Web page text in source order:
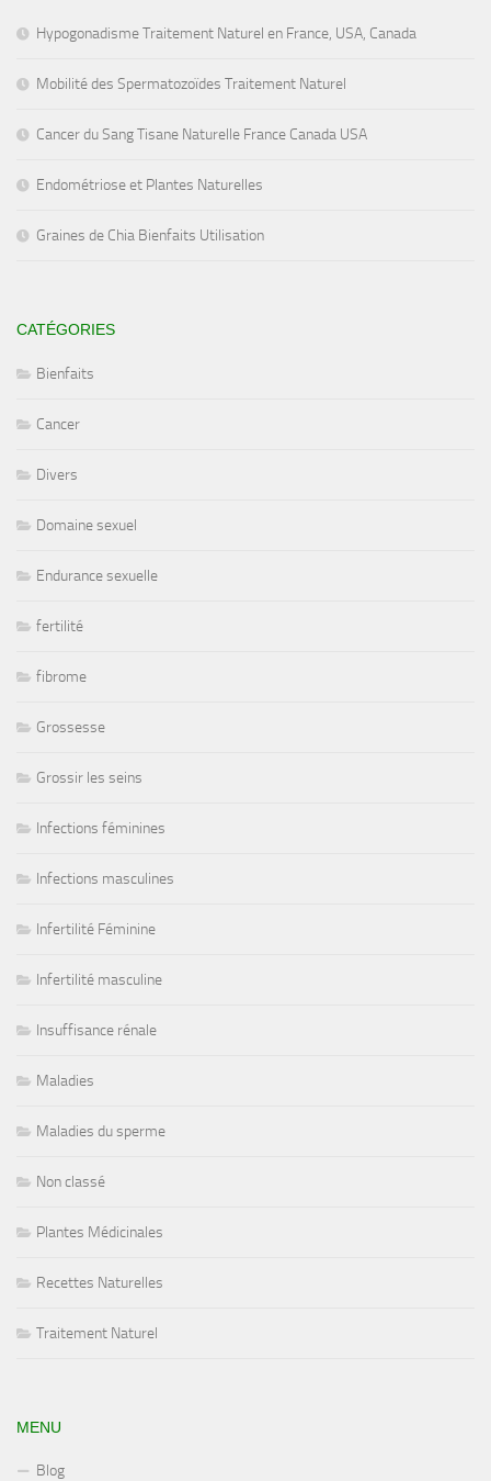
Hypogonadisme Traitement Naturel en France, USA, Canada
Mobilité des Spermatozoïdes Traitement Naturel
Cancer du Sang Tisane Naturelle France Canada USA
Endométriose et Plantes Naturelles
Graines de Chia Bienfaits Utilisation
CATÉGORIES
Bienfaits
Cancer
Divers
Domaine sexuel
Endurance sexuelle
fertilité
fibrome
Grossesse
Grossir les seins
Infections féminines
Infections masculines
Infertilité Féminine
Infertilité masculine
Insuffisance rénale
Maladies
Maladies du sperme
Non classé
Plantes Médicinales
Recettes Naturelles
Traitement Naturel
MENU
Blog